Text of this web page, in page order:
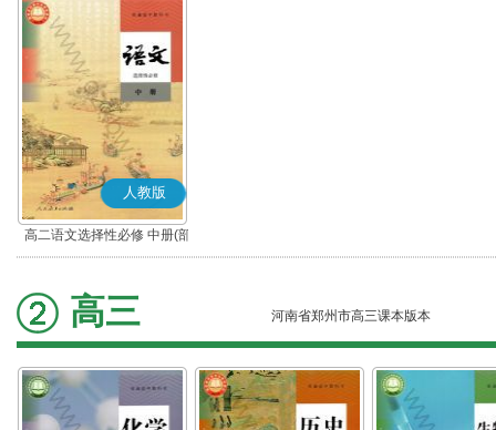
人教版
高二语文选择性必修 中册(部
编版)
高三 河南省郑州市高三课本版本